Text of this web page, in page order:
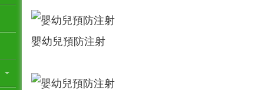
嬰幼兒預防注射